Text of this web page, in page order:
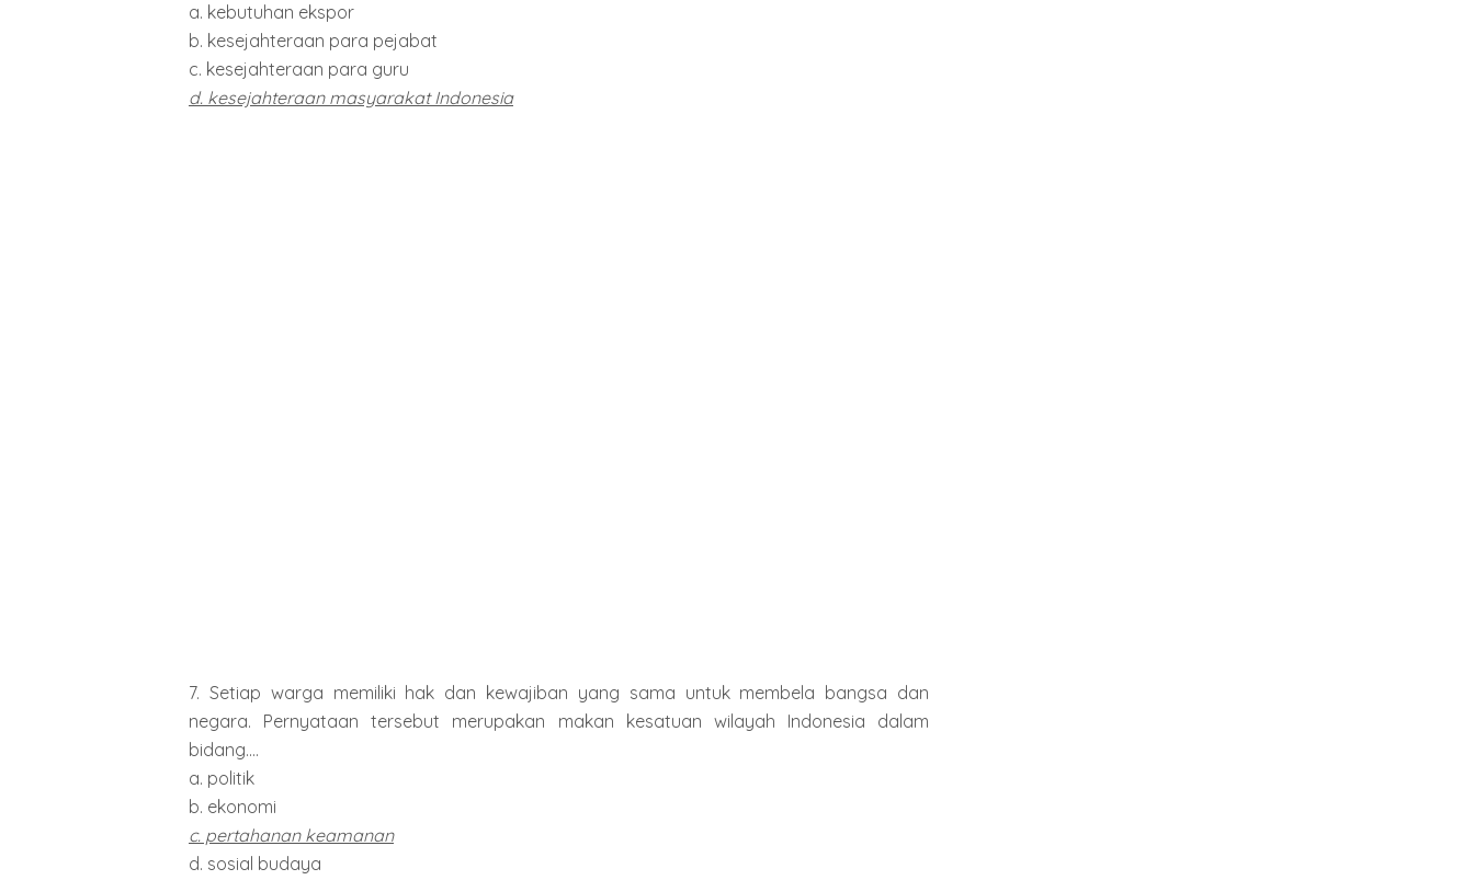
a. kebutuhan ekspor
b. kesejahteraan para pejabat
c. kesejahteraan para guru
d. kesejahteraan masyarakat Indonesia
7. Setiap warga memiliki hak dan kewajiban yang sama untuk membela bangsa dan
negara. Pernyataan tersebut merupakan makan kesatuan wilayah Indonesia dalam
bidang....
a. politik
b. ekonomi
c. pertahanan keamanan
d. sosial budaya